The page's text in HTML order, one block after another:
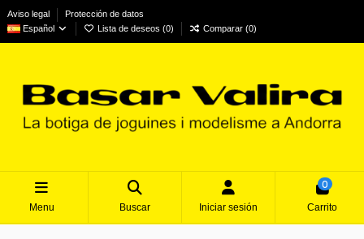
Aviso legal
Protección de datos
Español
Lista de deseos (0) Comparar (0)
Menu Buscar Iniciar sesión
0
Carrito